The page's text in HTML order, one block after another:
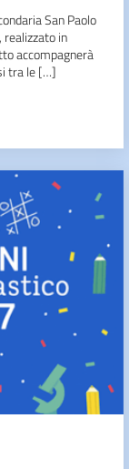
San Paolo
in
accompagnerà
tra le […]